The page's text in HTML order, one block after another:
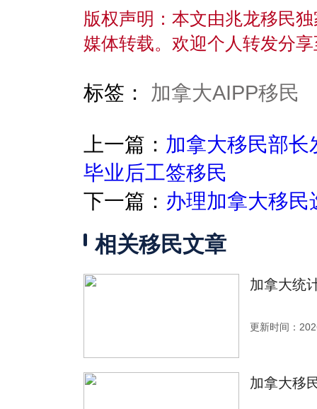
版权声明：本文由兆龙移民
媒体转载。欢迎个人转发分
标签： 加拿大AIPP移民
上一篇： 加拿大移民部
毕业后工签移民
下一篇： 办理加拿大移
相关移民文章
加拿大统
更新时间：
加拿大移